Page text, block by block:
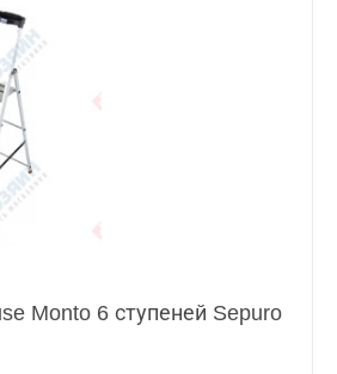
Monto 6 ступеней Sepuro